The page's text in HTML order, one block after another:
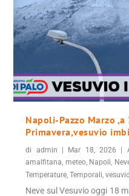
Napoli-Pazzo Marzo
Primavera,vesuvio
di admin | Mar 18, 2026 |
amalfitana meteo, Napoli
Temperature ,Temporali ,
Neve sul Vesuvio oggi 18